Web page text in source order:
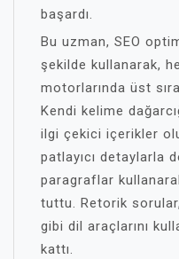
başardı.
Bu uzman, SEO
şekilde kullanarak,
motorlarında üst
Kendi kelime
ilgi çekici içerikler
patlayıcı detaylarla
paragraflar
tuttu. Retorik
gibi dil araçlarını
kattı.